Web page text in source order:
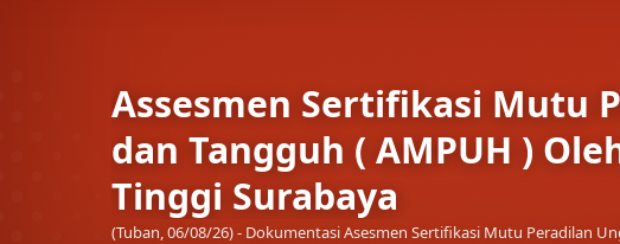
Assesmen Sertifikasi Mutu
dan Tangguh ( AMPUH )
Tinggi Surabaya
(Tuban, 06/08/26) - Dokumentasi Asesmen Sertifikasi Mutu Peradilan